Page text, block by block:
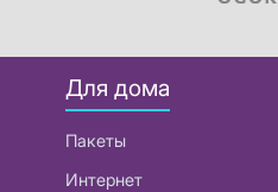
Для дома
Пакеты
Интернет